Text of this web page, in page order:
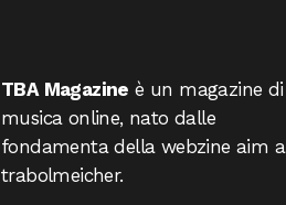
TBA Magazine è un magazine di
musica online, nato dalle
fondamenta della webzine aim a
trabolmeicher.